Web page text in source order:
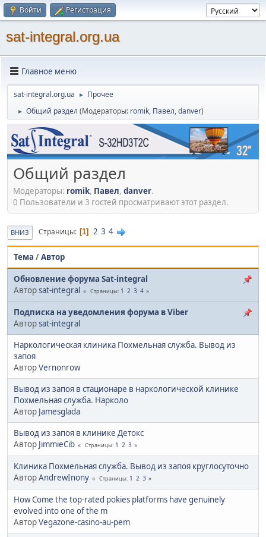
Войти Регистрация
sat-integral.org.ua
Главное меню
sat-integral.org.ua ► Прочее
► Общий раздел (Модераторы: romik, Павел,danver)
Общий раздел
Модераторы: romik, Павел, danver.
0 Пользователи и 3 гостей просматривают этот раздел.
ВНИЗ Страницы 1 2 3 4
Тема /Автор
Обновление форума Sat-integral
Авторsat-integral Страницы 1 2 3 4
Подписка на уведомления форума в Viber
Авторsat-integral
Наркологическая клиника Похмельная служба. Вывод из
запоя
АвторVernonrow
Вывод из запоя в стационаре в наркологической клинике
Похмельная служба. Нарколо
Автор Jamesglada
Вывод из запоя в клинике Детокс
Автор JimmieCib Страницы 1 2 3
Клиника Похмельная служба. Вывод из запоя круглосуточно
АвторAndrewInony Страницы 1 2 3
How Come the top-rated pokies platforms have genuinely
evolved into one of the m
АвторVegazone-casino-au-pem